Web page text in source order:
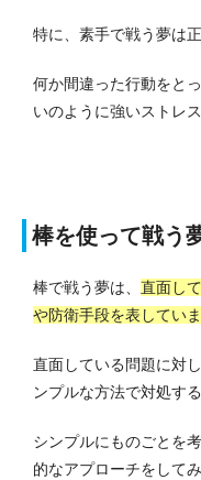
特に、素手で戦う夢は
何か間違った行動をと
いのように強いストレ
棒を使って戦う
棒で戦う夢は、 直面し
や防衛手段を表してい
直面している問題に対
ンプルな方法で対処す
シンプルにものごとを
的なアプローチをして